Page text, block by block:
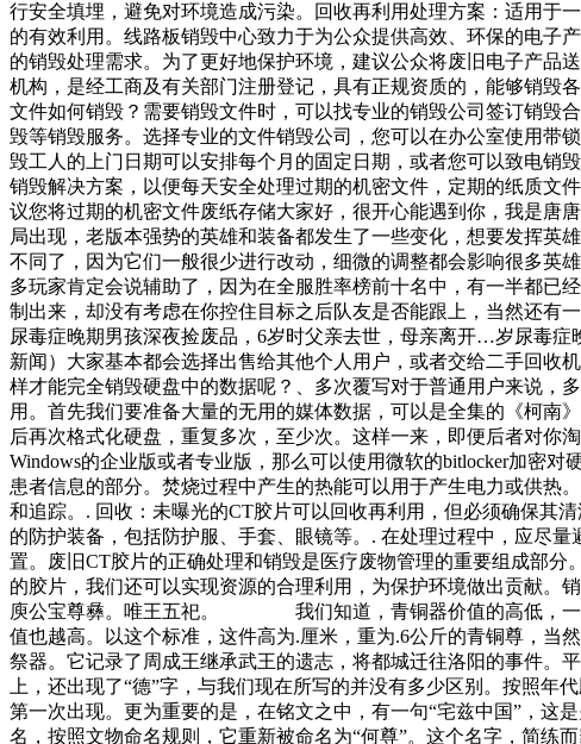
行安全填埋，避免对环境造成污染。回收再利用处理方案：适用于
的有效利用。线路板销毁中心致力于为公众提供高效、环保的电子
的销毁处理需求。为了更好地保护环境，建议公众将废旧电子产品
机构，是经工商及有关部门注册登记，具有正规资质的，能够销毁
文件如何销毁？需要销毁文件时，可以找专业的销毁公司签订销毁
毁等销毁服务。选择专业的文件销毁公司，您可以在办公室使用带
毁工人的上门日期可以安排每个月的固定日期，或者您可以致电销
销毁解决方案，以便每天安全处理过期的机密文件，定期的纸质文
议您将过期的机密文件废纸存储大家好，很开心能遇到你，我是唐
局出现，老版本强势的英雄和装备都发生了一些变化，想要发挥英
不同了，因为它们一般很少进行改动，细微的调整都会影响很多英
多玩家肯定会说辅助了，因为在全服胜率榜前十名中，有一半都已
制出来，却没有考虑在你控住目标之后队友是否能跟上，当然还有
尿毒症晚期男孩深夜捡废品，6岁时父亲去世，母亲离开…岁尿毒
新闻）大家基本都会选择出售给其他个人用户，或者交给二手回收
样才能完全销毁硬盘中的数据呢？、多次覆写对于普通用户来说，
用。首先我们要准备大量的无用的媒体数据，可以是全集的《柯南
后再次格式化硬盘，重复多次，至少次。这样一来，即便后者对你
Windows的企业版或者专业版，那么可以使用微软的bitlocker加密
患者信息的部分。焚烧过程中产生的热能可以用于产生电力或供热
和追踪。. 回收：未曝光的CT胶片可以回收再利用，但必须确保其
的防护装备，包括防护服、手套、眼镜等。. 在处理过程中，应尽
置。废旧CT胶片的正确处理和销毁是医疗废物管理的重要组成部
的胶片，我们还可以实现资源的合理利用，为保护环境做出贡献。
庾公宝尊彝。唯王五祀。 我们知道，青铜器价值的高低，一是
值也越高。以这个标准，这件高为.厘米，重为.6公斤的青铜尊，当
祭器。它记录了周成王继承武王的遗志，将都城迁往洛阳的事
上，还出现了“德”字，与我们现在所写的并没有多少区别。按照年
第一次出现。更为重要的是，在铭文之中，有一句“宅兹中国”，这
名，按照文物命名规则，它重新被命名为“何尊”。这个名字，简练